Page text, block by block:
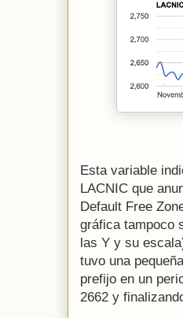
Esta variable
LACNIC que
Default Free
gráfica tampoco
las Y y su
tuvo una
prefijo en un
2662 y